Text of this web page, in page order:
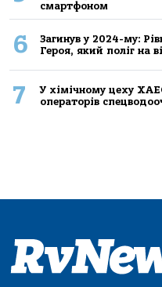
смартфоном
6
Загинув у 2024-му:
Героя, який поліг на
7
У хімічному цеху
операторів